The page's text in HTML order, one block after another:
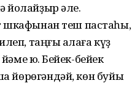
йоҡлайҙыр әле.
шкафынан теш пастаһы,
таңғы ҡалаға күҙ
юҡ. Бейек-бейек
йөрөгәндәй, көн буйы